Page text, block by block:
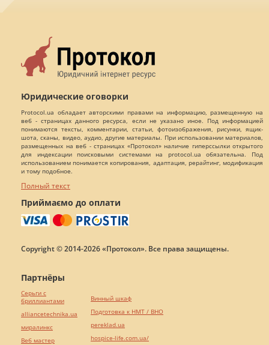
Юридические оговорки
Protocol.ua обладает авторскими правами на информацию, размещенную на
веб - страницах данного ресурса, если не указано иное. Под информацией
понимаются тексты, комментарии, статьи, фотоизображения, рисунки, ящик-
шота, сканы, видео, аудио, другие материалы. При использовании материалов,
размещенных на веб - страницах «Протокол» наличие гиперссылки открытого
для индексации поисковыми системами на protocol.ua обязательна. Под
использованием понимается копирования, адаптация, рерайтинг, модификация
и тому подобное.
Полный текст
Приймаємо до оплати
Copyright © 2014-2026 «Протокол». Все права защищены.
Партнёры
Серьги с
бриллиантами
alliancetechnika.ua
миралинкс
Веб мастер
Винный шкаф
Подготовка к НМТ / ВНО
pereklad.ua
hospice-life.com.ua/